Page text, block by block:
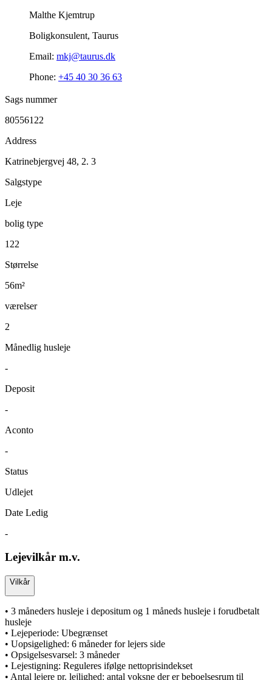
Malthe Kjemtrup
Boligkonsulent, Taurus
Email: mkj@taurus.dk
Phone: +45 40 30 36 63
Sags nummer
80556122
Address
Katrinebjergvej 48, 2. 3
Salgstype
Leje
bolig type
122
Størrelse
56m²
værelser
2
Månedlig husleje
-
Deposit
-
Aconto
-
Status
Udlejet
Date Ledig
-
Lejevilkår m.v.
Vilkår
• 3 måneders husleje i depositum og 1 måneds husleje i forudbetalt
husleje
• Lejeperiode: Ubegrænset
• Uopsigelighed: 6 måneder for lejers side
• Opsigelsesvarsel: 3 måneder
• Lejestigning: Reguleres ifølge nettoprisindekset
• Antal lejere pr. lejlighed: antal voksne der er beboelsesrum til